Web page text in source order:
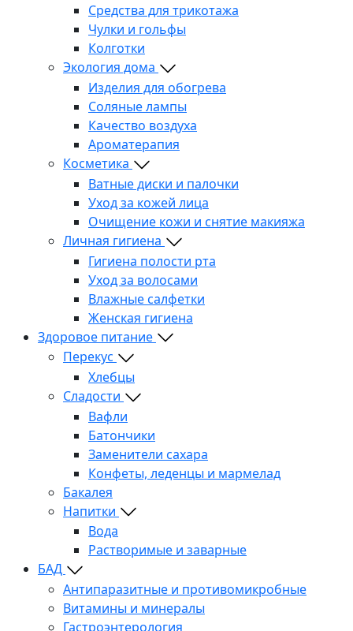
Средства для трикотажа
Чулки и гольфы
Колготки
Экология дома
Изделия для обогрева
Соляные лампы
Качество воздуха
Ароматерапия
Косметика
Ватные диски и палочки
Уход за кожей лица
Очищение кожи и снятие макияжа
Личная гигиена
Гигиена полости рта
Уход за волосами
Влажные салфетки
Женская гигиена
Здоровое питание
Перекус
Хлебцы
Сладости
Вафли
Батончики
Заменители сахара
Конфеты, леденцы и мармелад
Бакалея
Напитки
Вода
Растворимые и заварные
БАД
Антипаразитные и противомикробные
Витамины и минералы
Гастроэнтерология